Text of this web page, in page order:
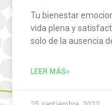
Tu bienestar
vida plena y
solo de la ausencia
LEER MÁS»